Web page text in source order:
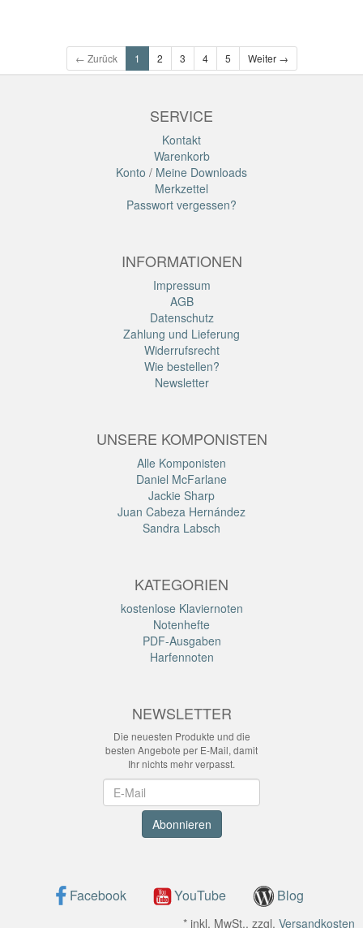
← Zurück 1 2 3 4 5 Weiter →
SERVICE
Kontakt
Warenkorb
Konto / Meine Downloads
Merkzettel
Passwort vergessen?
INFORMATIONEN
Impressum
AGB
Datenschutz
Zahlung und Lieferung
Widerrufsrecht
Wie bestellen?
Newsletter
UNSERE KOMPONISTEN
Alle Komponisten
Daniel McFarlane
Jackie Sharp
Juan Cabeza Hernández
Sandra Labsch
KATEGORIEN
kostenlose Klaviernoten
Notenhefte
PDF-Ausgaben
Harfennoten
NEWSLETTER
Die neuesten Produkte und die
besten Angebote per E-Mail, damit
Ihr nichts mehr verpasst.
Abonnieren
Facebook YouTube Blog
* inkl. MwSt., zzgl. Versandkosten